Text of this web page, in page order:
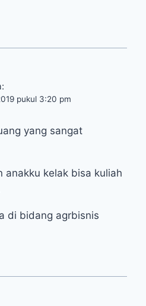
pukul 3:20 pm
yang sangat
anakku kelak bisa kuliah
di bidang agrbisnis